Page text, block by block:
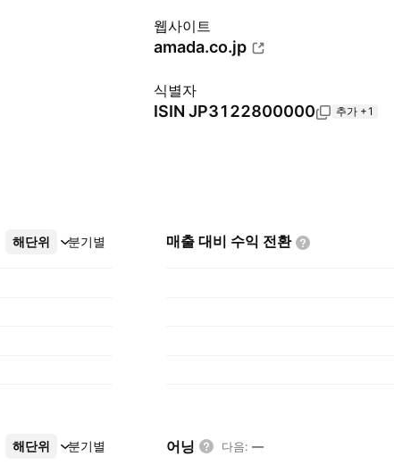
웹사이트
amada.co.jp
식별자
ISIN JP3122800000 추가 +1
해단위 분기별
더보기 매출 대비 수익 전환
해단위 분기별
더보기 어닝 다음: —